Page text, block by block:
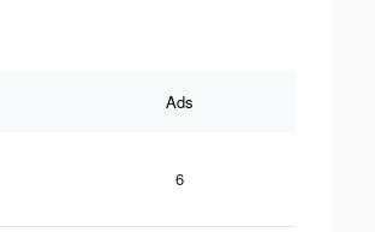
Ads
6